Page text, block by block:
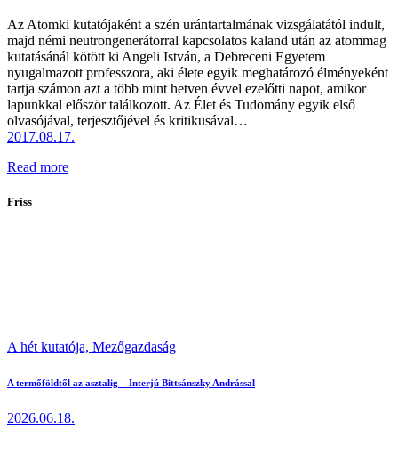
Az Atomki kutatójaként a szén urántartalmának vizsgálatától indult,
majd némi neutrongenerátorral kapcsolatos kaland után az atommag
kutatásánál kötött ki Angeli István, a Debreceni Egyetem
nyugalmazott professzora, aki élete egyik meghatározó élményeként
tartja számon azt a több mint hetven évvel ezelőtti napot, amikor
lapunkkal először találkozott. Az Élet és Tudomány egyik első
olvasójával, terjesztőjével és kritikusával…
2017.08.17.
Read more
Friss
A hét kutatója, Mezőgazdaság
A termőföldtől az asztalig – Interjú Bittsánszky Andrással
2026.06.18.